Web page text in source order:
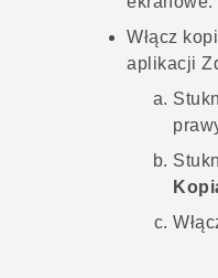
Włącz
aplikacji